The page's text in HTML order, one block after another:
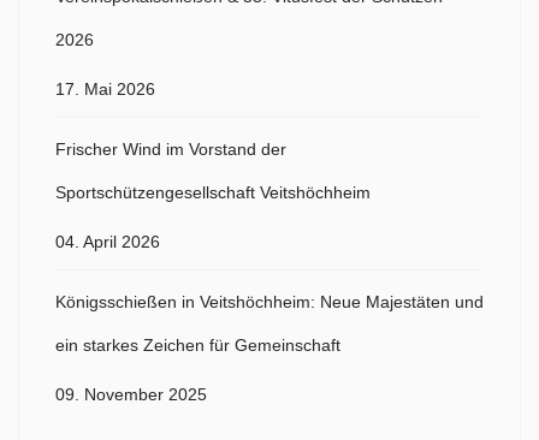
2026
17. Mai 2026
Frischer Wind im Vorstand der
Sportschützengesellschaft Veitshöchheim
04. April 2026
Königsschießen in Veitshöchheim: Neue Majestäten und
ein starkes Zeichen für Gemeinschaft
09. November 2025